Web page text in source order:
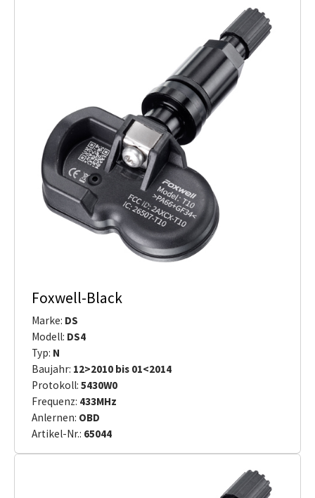
Foxwell-Black
Marke: DS
Modell: DS4
Typ: N
Baujahr: 12>2010 bis 01<2014
Protokoll: 5430W0
Frequenz: 433MHz
Anlernen: OBD
Artikel-Nr.: 65044